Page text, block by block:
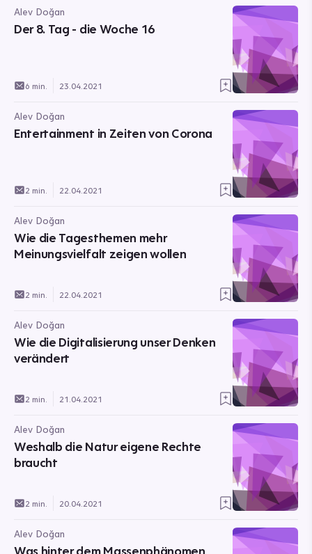
Alev Doğan
Der 8. Tag - die Woche 16
6 min. 23.04.2021
Alev Doğan
Entertainment in Zeiten von Corona
2 min. 22.04.2021
Alev Doğan
Wie die Tagesthemen mehr
Meinungsvielfalt zeigen wollen
2 min. 22.04.2021
Alev Doğan
Wie die Digitalisierung unser Denken
verändert
2 min. 21.04.2021
Alev Doğan
Weshalb die Natur eigene Rechte
braucht
2 min. 20.04.2021
Alev Doğan